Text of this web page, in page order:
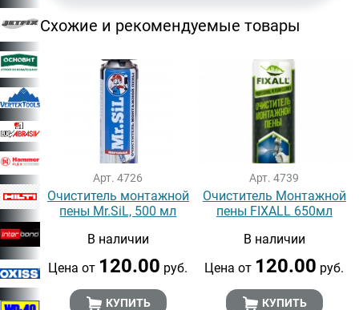
Схожие и рекомендуемые товары
Арт. 4726
Очиститель монтажной
пены Mr.SiL, 500 мл
В наличии
Цена от 120.00 руб.
КУПИТЬ
Арт. 4739
Очиститель Монтажной
пены FIXALL 650мл
В наличии
Цена от 120.00 руб.
КУПИТЬ